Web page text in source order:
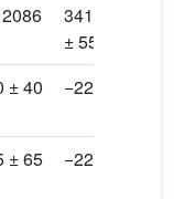
3410
± 55
± 40 −22.58
± 65 −22.48